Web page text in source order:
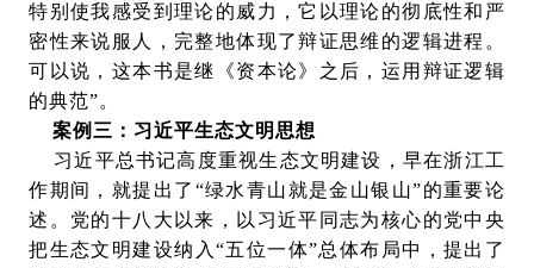
特别使我感受到理论的威力，它以理论的彻底性和严
密性来说服人，完整地体现了辩证思维的逻辑进程。
可以说，这本书是继《资本论》之后，运用辩证逻辑
的典范”。
案例三：习近平生态文明思想
习近平总书记高度重视生态文明建设，早在浙江工
作期间，就提出了“绿水青山就是金山银山”的重要论
述。党的十八大以来，以习近平同志为核心的党中央
把生态文明建设纳入“五位一体”总体布局中，提出了